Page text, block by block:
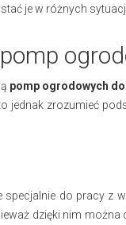
je w różnych
pomp ogrodowych
jednak zrozumieć
do pracy z
dzięki nim